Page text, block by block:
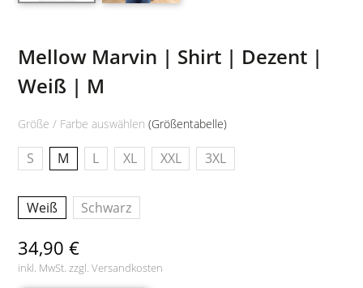
Mellow Marvin | Shirt | Dezent |
Weiß | M
Größe / Farbe auswählen(Größentabelle)
S M L XL XXL 3XL
Weiß Schwarz
34,90 €
inkl. MwSt. zzgl.Versandkosten